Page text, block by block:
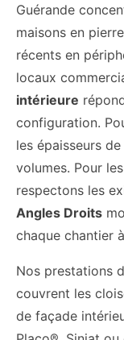
Guérande
maisons en
récents en
locaux
intérieure
configuration.
les épaisseurs
volumes. Pour
respectons les
Angles Droits
chaque chantier
Nos prestations
couvrent les
de façade